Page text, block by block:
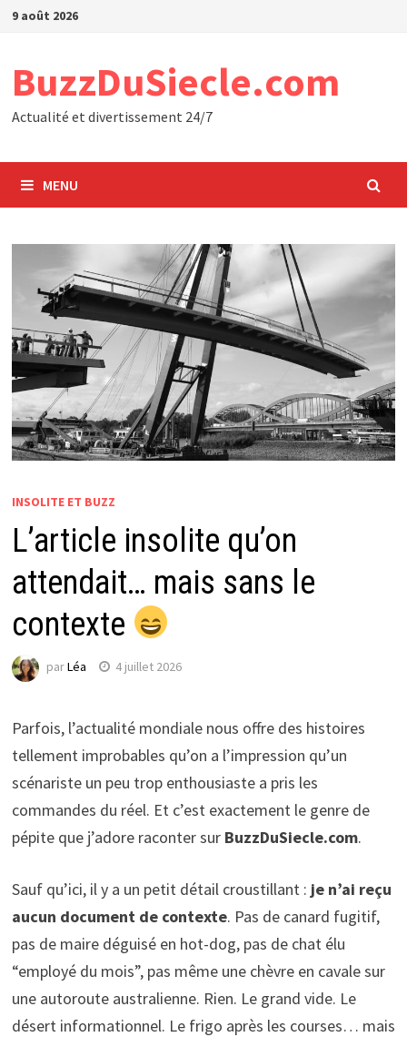
Passer
9 août 2026
BuzzDuSiecle.com
Actualité et divertissement 24/7
MENU
INSOLITE ET BUZZ
L’article insolite qu’on
attendait… mais sans le
contexte
parLéa 4 juillet 2026
Parfois, l’actualité mondiale nous offre des histoires
tellement improbables qu’on a l’impression qu’un
scénariste un peu trop enthousiaste a pris les
commandes du réel. Et c’est exactement le genre de
pépite que j’adore raconter sur BuzzDuSiecle.com.
Sauf qu’ici, il y a un petit détail croustillant : je n’ai reçu
aucun document de contexte. Pas de canard fugitif,
pas de maire déguisé en hot-dog, pas de chat élu
“employé du mois”, pas même une chèvre en cavale sur
une autoroute australienne. Rien. Le grand vide. Le
désert informationnel. Le frigo après les courses… mais